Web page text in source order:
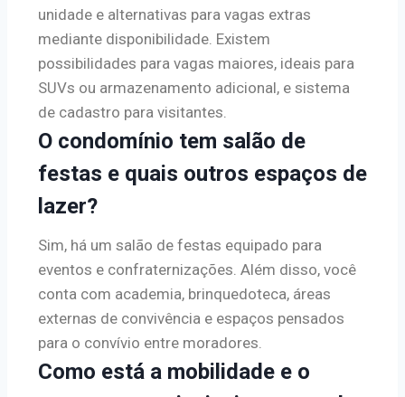
unidade e alternativas para vagas extras
mediante disponibilidade. Existem
possibilidades para vagas maiores, ideais para
SUVs ou armazenamento adicional, e sistema
de cadastro para visitantes.
O condomínio tem salão de
festas e quais outros espaços de
lazer?
Sim, há um salão de festas equipado para
eventos e confraternizações. Além disso, você
conta com academia, brinquedoteca, áreas
externas de convivência e espaços pensados
para o convívio entre moradores.
Como está a mobilidade e o